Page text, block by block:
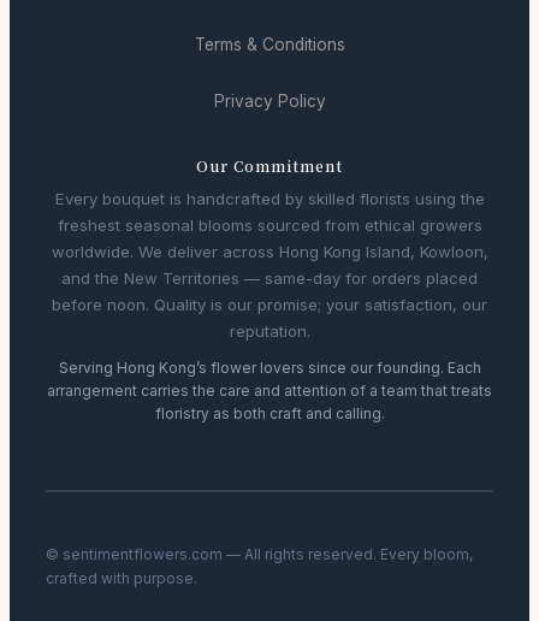
Terms & Conditions
Privacy Policy
Our Commitment
Every bouquet is handcrafted by skilled florists using the
freshest seasonal blooms sourced from ethical growers
worldwide. We deliver across Hong Kong Island, Kowloon,
and the New Territories — same-day for orders placed
before noon. Quality is our promise; your satisfaction, our
reputation.
Serving Hong Kong’s flower lovers since our founding. Each
arrangement carries the care and attention of a team that treats
floristry as both craft and calling.
© sentimentflowers.com — All rights reserved. Every bloom,
crafted with purpose.